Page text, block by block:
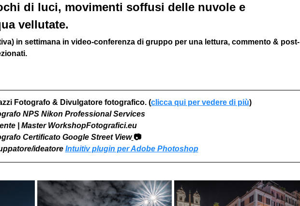
di luci, movimenti soffusi delle nuvole e
vellutate.
in settimana in video-conferenza di gruppo per una lettura, commento & post-
Fotografo & Divulgatore fotografico. (clicca qui per vedere di più)
NPS Nikon Professional Services
| Master WorkshopFotografici.eu
Certificato Google Street View 📷
ideatore Intuitiv plugin per Adobe Photoshop